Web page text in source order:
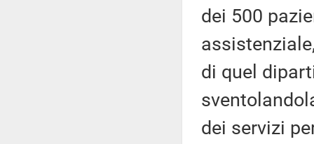
dei 500
di quel
dei servizi